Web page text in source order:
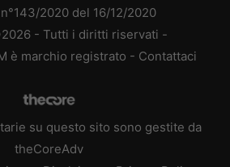
2020 del 16/12/2020
- Tutti i diritti riservati -
è marchio registrato - Contattaci
su questo sito sono gestite da
theCoreAdv